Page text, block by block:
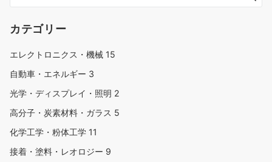
カテゴリー
エレクトロニクス・機械 15
自動車・エネルギー 3
光学・ディスプレイ・照明 2
高分子・炭素材料・ガラス 5
化学工学・粉体工学 11
接着・塗料・レオロジー 9